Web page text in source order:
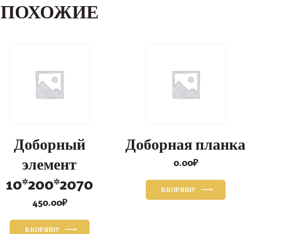
ПОХОЖИЕ
Доборный
элемент
10*200*2070
450.00₽
В КОРЗИНУ
Доборная планка
0.00₽
В КОРЗИНУ